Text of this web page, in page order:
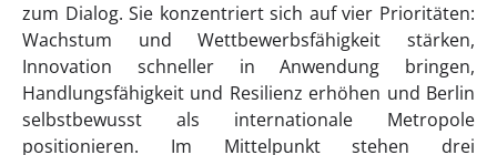
zum Dialog. Sie konzentriert sich auf vier Prioritäten:
Wachstum und Wettbewerbsfähigkeit stärken,
Innovation schneller in Anwendung bringen,
Handlungsfähigkeit und Resilienz erhöhen und Berlin
selbstbewusst als internationale Metropole
positionieren. Im Mittelpunkt stehen drei